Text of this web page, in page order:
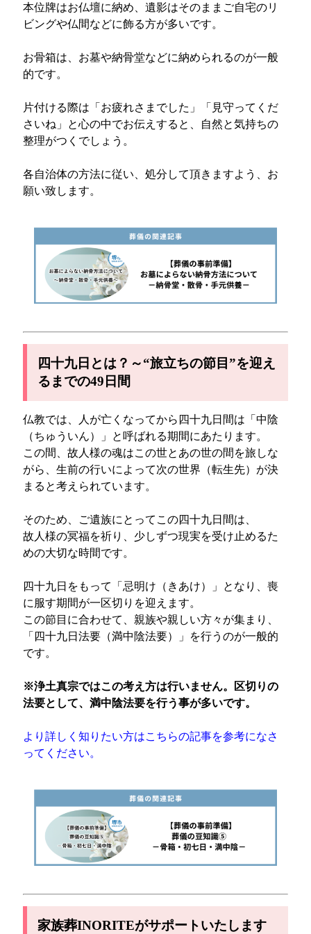
本位牌はお仏壇に納め、遺影はそのままご自宅のリ
ビングや仏間などに飾る方が多いです。
お骨箱は、お墓や納骨堂などに納められるのが一般
的です。
片付ける際は「お疲れさまでした」「見守ってくだ
さいね」と心の中でお伝えすると、自然と気持ちの
整理がつくでしょう。
各自治体の方法に従い、処分して頂きますよう、お
願い致します。
四十九日とは？～“旅立ちの節目”を迎え
るまでの49日間
仏教では、人が亡くなってから四十九日間は「中陰
（ちゅういん）」と呼ばれる期間にあたります。
この間、故人様の魂はこの世とあの世の間を旅しな
がら、生前の行いによって次の世界（転生先）が決
まると考えられています。
そのため、ご遺族にとってこの四十九日間は、
故人様の冥福を祈り、少しずつ現実を受け止めるた
めの大切な時間です。
四十九日をもって「忌明け（きあけ）」となり、喪
に服す期間が一区切りを迎えます。
この節目に合わせて、親族や親しい方々が集まり、
「四十九日法要（満中陰法要）」を行うのが一般的
です。
※浄土真宗ではこの考え方は行いません。区切りの
法要として、満中陰法要を行う事が多いです。
より詳しく知りたい方はこちらの記事を参考になさ
ってください。
家族葬INORITEがサポートいたします